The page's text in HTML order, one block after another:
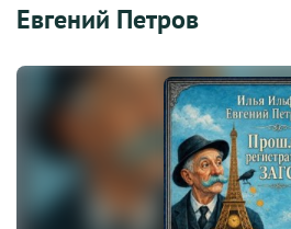
Евгений Петров